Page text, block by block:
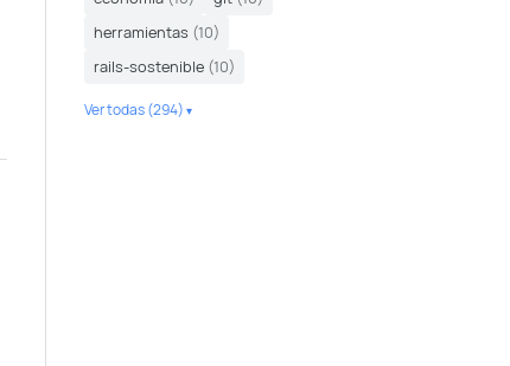
herramientas (10)
rails-sostenible (10)
Ver todas (294)